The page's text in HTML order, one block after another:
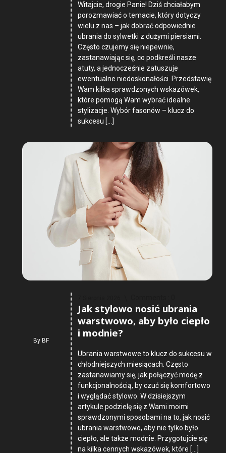
Witajcie, drogie Panie! Dziś chciałabym
porozmawiać o temacie, który dotyczy
wielu z nas – jak dobrać odpowiednie
ubrania do sylwetki z dużymi piersiami.
Często czujemy się niepewnie,
zastanawiając się, co podkreśli nasze
atuty, a jednocześnie zatuszuje
ewentualne niedoskonałości. Przedstawię
Wam kilka sprawdzonych wskazówek,
które pomogą Wam wybrać idealne
stylizacje. Wybór fasonów – klucz do
sukcesu […]
ByBF
Jak stylowo nosić ubrania
warstwowo, aby było ciepło
i modnie?
Ubrania warstwowe to klucz do sukcesu w
chłodniejszych miesiącach. Często
zastanawiamy się, jak połączyć modę z
funkcjonalnością, by czuć się komfortowo
i wyglądać stylowo. W dzisiejszym
artykule podzielę się z Wami moimi
sprawdzonymi sposobami na to, jak nosić
ubrania warstwowo, aby nie tylko było
ciepło, ale także modnie. Przygotujcie się
na kilka cennych wskazówek, które […]